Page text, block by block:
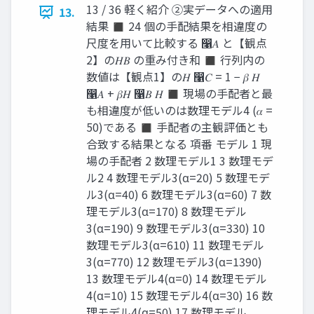
13.
13 / 36 軽く紹介 ②実データへの適用
結果 ◼ 24 個の手配結果を相違度の
尺度を用いて比較する ෡𝐴 と【観点
2】の𝐻𝐵 の重み付き和 ◼ 行列内の
数値は【観点1】の𝐻 ෡𝐶 = 1 − 𝛽 𝐻
෡𝐴 + 𝛽𝐻 ෡𝐵 𝐻 ◼ 現場の手配者と最
も相違度が低いのは数理モデル4 (𝛼 =
50)である ◼ 手配者の主観評価とも
合致する結果となる 項番 モデル 1 現
場の手配者 2 数理モデル1 3 数理モデ
ル2 4 数理モデル3(α=20) 5 数理モデ
ル3(α=40) 6 数理モデル3(α=60) 7 数
理モデル3(α=170) 8 数理モデル
3(α=190) 9 数理モデル3(α=330) 10
数理モデル3(α=610) 11 数理モデル
3(α=770) 12 数理モデル3(α=1390)
13 数理モデル4(α=0) 14 数理モデル
4(α=10) 15 数理モデル4(α=30) 16 数